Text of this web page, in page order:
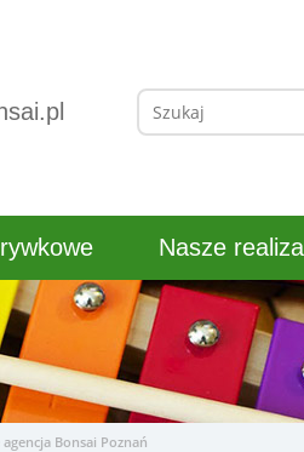
Szukaj:
Nasze
Bonsai Poznań